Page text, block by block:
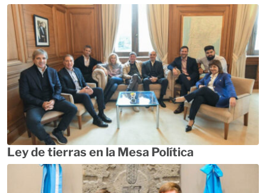
Ley de tierras en la Mesa Política